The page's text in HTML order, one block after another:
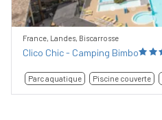
France, Landes, Biscarrosse
Clico Chic - Camping Bimbo
Parc aquatique Piscine couverte